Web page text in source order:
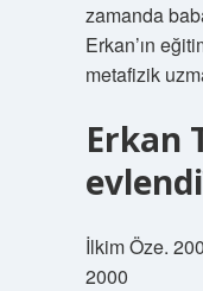
zamanda
Erkan’ın
metafizik
Erkan
İlkim Öze.
2000